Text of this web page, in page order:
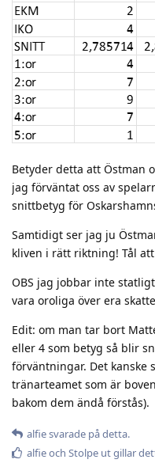
Betyder detta att Östman
jag förväntat oss av
snittbetyg för
Samtidigt ser jag ju
kliven i rätt riktning! Tål
OBS jag jobbar inte
vara oroliga över era
Edit: om man tar bort
eller 4 som betyg så blir
förväntningar. Det kanske
tränarteamet som är
bakom dem ändå förstås).
alfiesvarade på detta.
alfieoch Stolpe utgillar